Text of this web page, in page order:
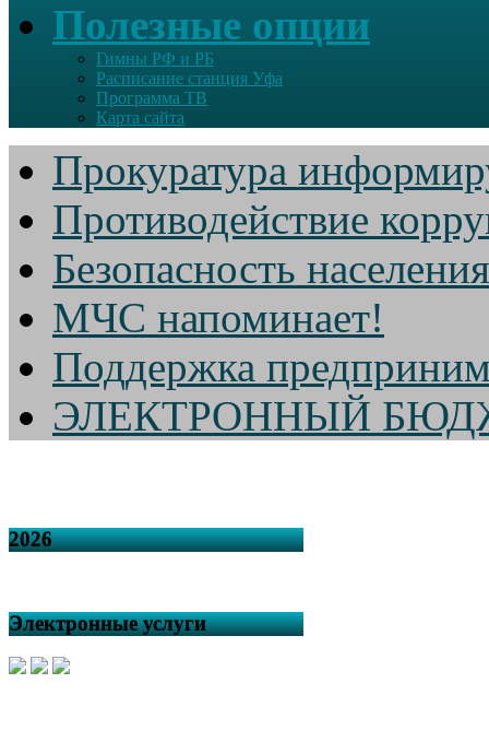
Полезные опции
Гимны РФ и РБ
Расписание станция Уфа
Программа ТВ
Карта сайта
Прокуратура
Противодействие
Безопасность населения
МЧС напоминает!
Поддержка
ЭЛЕКТРОННЫЙ
2026
Электронные услуги